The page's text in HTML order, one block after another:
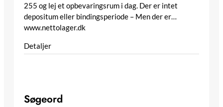
255 og lej et opbevaringsrum i dag. Der er intet
depositum eller bindingsperiode – Men der er…
www.nettolager.dk
Detaljer
Søgeord